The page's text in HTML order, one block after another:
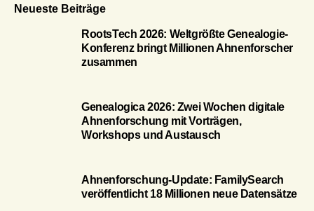
Neueste Beiträge
RootsTech 2026: Weltgrößte Genealogie-
Konferenz bringt Millionen Ahnenforscher
zusammen
Genealogica 2026: Zwei Wochen digitale
Ahnenforschung mit Vorträgen,
Workshops und Austausch
Ahnenforschung-Update: FamilySearch
veröffentlicht 18 Millionen neue Datensätze